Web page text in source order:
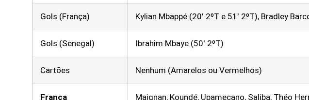
Gols (França) Kylian Mbappé (20′ 2ºT e 51′ 2ºT), Bradley
Gols (Senegal) Ibrahim Mbaye (50′ 2ºT)
Cartões Nenhum (Amarelos ou Vermelhos)
França
Maignan; Koundé, Upamecano, Saliba, Théo